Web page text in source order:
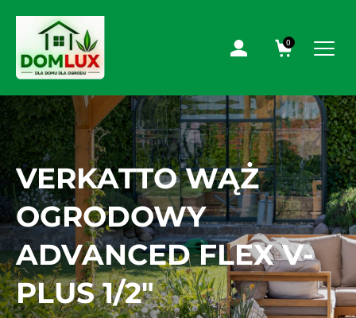
0
VERKATTO WĄŻ
OGRODOWY
ADVANCED FLEX V-
PLUS 1/2″